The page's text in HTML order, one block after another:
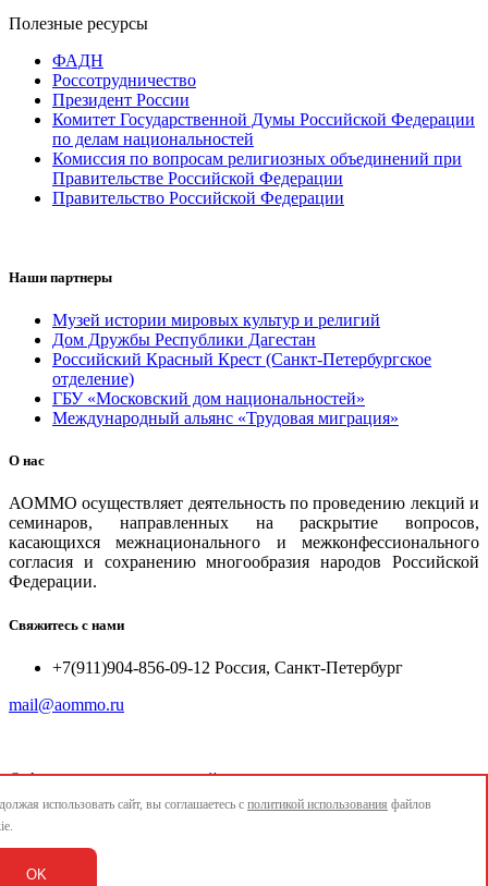
Полезные ресурсы
ФАДН
Россотрудничество
Президент России
Комитет Государственной Думы Российской Федерации
по делам национальностей
Комиссия по вопросам религиозных объединений при
Правительстве Российской Федерации
Правительство Российской Федерации
Наши партнеры
Музей истории мировых культур и религий
Дом Дружбы Республики Дагестан
Российский Красный Крест (Санкт-Петербургское
отделение)
ГБУ «Московский дом национальностей»
Международный альянс «Трудовая миграция»
О нас
АОММО осуществляет деятельность по проведению лекций и
семинаров, направленных на раскрытие вопросов,
касающихся межнационального и межконфессионального
согласия и сохранению многообразия народов Российской
Федерации.
Свяжитесь с нами
+7(911)904-856-09-12 Россия, Санкт-Петербург
mail@aommo.ru
© Ассоциация организаций по реализации национальных
проектов и достижению национальных целей развития
mail@aommo.ru
использовать сайт, вы соглашаетесь с политикой использования файлов
OK